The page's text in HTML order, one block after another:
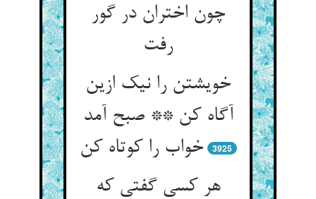
چون اختران در گور
رفت
خویشتن را نیک ازین
آگاه کن ** صبح آمد
خواب را کوتاه کن
3925
هر کسی گفتی که